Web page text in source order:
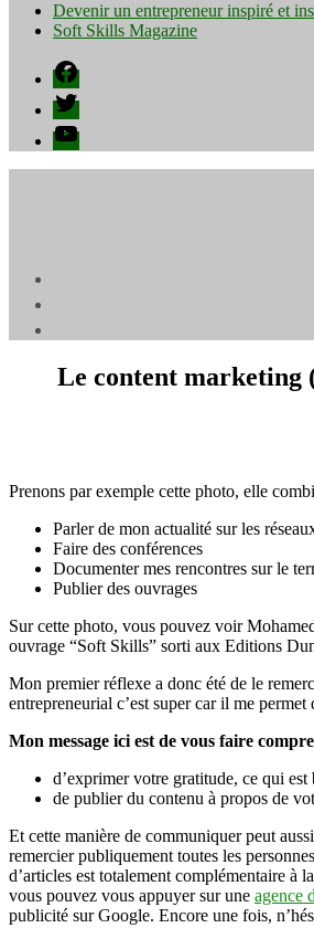
Devenir un entrepreneur inspiré et
Soft Skills Magazine
Facebook
Twitter
YouTube
Le content marketing
Prenons par exemple cette photo, elle
Parler de mon actualité sur les
Faire des conférences
Documenter mes rencontres sur le
Publier des ouvrages
Sur cette photo, vous pouvez voir
ouvrage “Soft Skills” sorti aux Editions
Mon premier réflexe a donc été de le
entrepreneurial c’est super car il me
Mon message ici est de vous faire
d’exprimer votre gratitude, ce qui
de publier du contenu à propos de
Et cette manière de communiquer peut
remercier publiquement toutes les
d’articles est totalement complémentaire à
vous pouvez vous appuyer sur une agence
publicité sur Google. Encore une fois,